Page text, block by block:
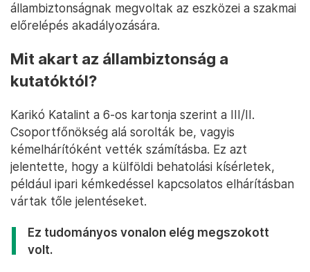
állambiztonságnak megvoltak az eszközei a szakmai
előrelépés akadályozására.
Mit akart az állambiztonság a
kutatóktól?
Karikó Katalint a 6-os kartonja szerint a III/II.
Csoportfőnökség alá sorolták be, vagyis
kémelhárítóként vették számításba. Ez azt
jelentette, hogy a külföldi behatolási kísérletek,
például ipari kémkedéssel kapcsolatos elhárításban
vártak tőle jelentéseket.
Ez tudományos vonalon elég megszokott
volt.